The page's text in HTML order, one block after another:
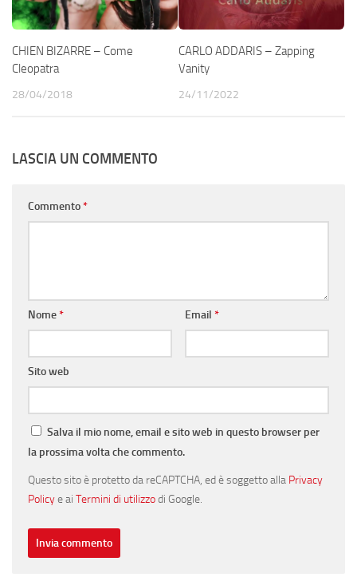
CHIEN BIZARRE – Come
Cleopatra
28/04/2018
CARLO ADDARIS – Zapping
Vanity
24/11/2022
LASCIA UN COMMENTO
Commento*
Nome* Email *
Sito web
Salva il mio nome, email e sito web in questo browser per
la prossima volta che commento.
Questo sito è protetto da reCAPTCHA, ed è soggetto alla Privacy
Policye ai Termini di utilizzodi Google.